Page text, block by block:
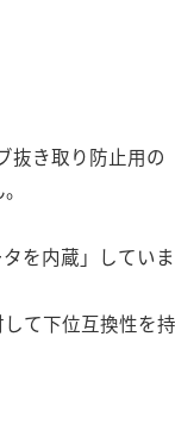
抜き取り防止用
タを内蔵」してい
て下位互換性を